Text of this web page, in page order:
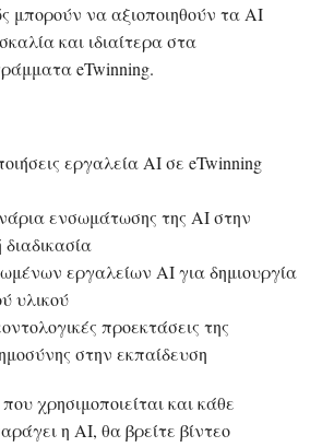
μπορούν να αξιοποιηθούν τα AI
και ιδιαίτερα στα
eTwinning.
εργαλεία AI σε eTwinning
ενσωμάτωσης της AI στην
διαδικασία
εργαλείων AI για δημιουργία
υλικού
προεκτάσεις της
στην εκπαίδευση
χρησιμοποιείται και κάθε
η AI, θα βρείτε βίντεο